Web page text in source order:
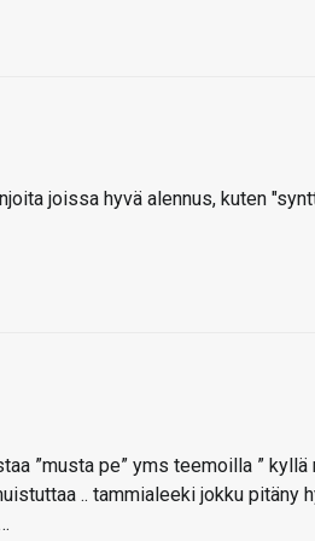
joissa hyvä alennus, kuten
”musta pe” yms teemoilla ” kyllä
.. tammialeeki jokku pitäny